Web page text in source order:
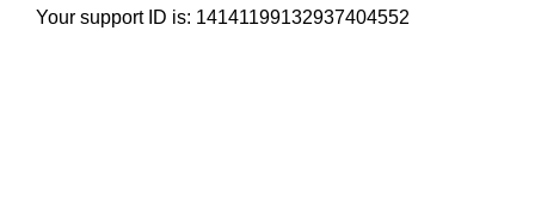
Your support ID is: 14141199132937404552